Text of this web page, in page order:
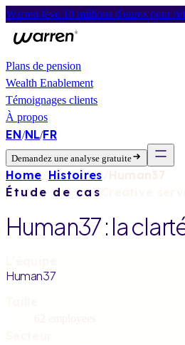
Warren lève 10 millions d'euros pour
Plans de pension
Wealth Enablement
Témoignages clients
À propos
EN/NL/FR
Demandez une analyse gratuite
Home Histoires Human37
Étude de cas
Human37 : la
Human37
62 employees